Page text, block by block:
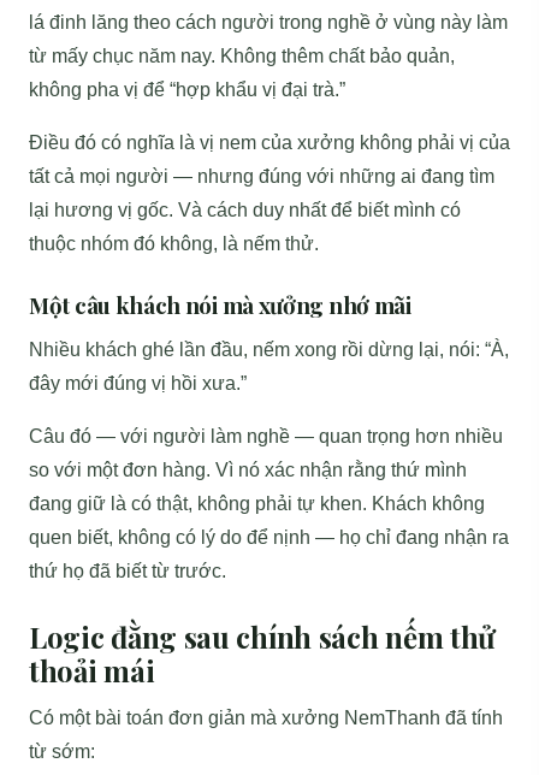
lá đinh lăng theo cách người trong nghề ở vùng này làm
từ mấy chục năm nay. Không thêm chất bảo quản,
không pha vị để “hợp khẩu vị đại trà.”
Điều đó có nghĩa là vị nem của xưởng không phải vị của
tất cả mọi người — nhưng đúng với những ai đang tìm
lại hương vị gốc. Và cách duy nhất để biết mình có
thuộc nhóm đó không, là nếm thử.
Một câu khách nói mà xưởng nhớ mãi
Nhiều khách ghé lần đầu, nếm xong rồi dừng lại, nói: “À,
đây mới đúng vị hồi xưa.”
Câu đó — với người làm nghề — quan trọng hơn nhiều
so với một đơn hàng. Vì nó xác nhận rằng thứ mình
đang giữ là có thật, không phải tự khen. Khách không
quen biết, không có lý do để nịnh — họ chỉ đang nhận ra
thứ họ đã biết từ trước.
Logic đằng sau chính sách nếm thử
thoải mái
Có một bài toán đơn giản mà xưởng NemThanh đã tính
từ sớm: